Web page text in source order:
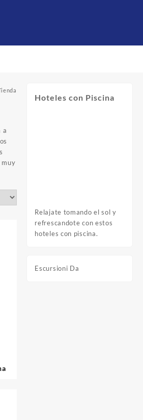
a
muy
Hoteles con Piscina
Relajate tomando el sol y
refrescandote con estos
hoteles con piscina.
Escursioni Da